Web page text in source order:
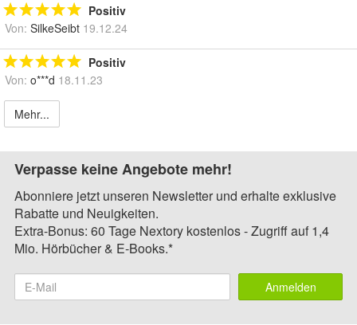
Positiv
Von: SilkeSeibt 19.12.24
Positiv
Von: o***d 18.11.23
Mehr...
Verpasse keine Angebote mehr!
Abonniere jetzt unseren Newsletter und erhalte exklusive
Rabatte und Neuigkeiten.
Extra-Bonus: 60 Tage Nextory kostenlos - Zugriff auf 1,4
Mio. Hörbücher & E-Books.*
Anmelden